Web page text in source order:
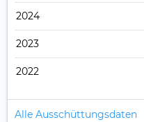
2024
2023
2022
Alle Ausschüttungsdaten